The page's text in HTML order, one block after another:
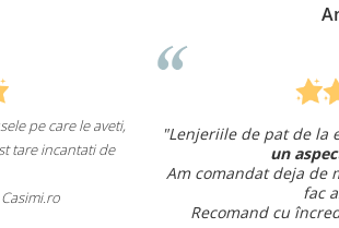
o suntde înaltă calitate și cu
foarte frumos.
multe ori și voi continua să
în viitor.
acest magazin online!"
Am
și am